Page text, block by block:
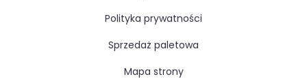
polityka prywatności
sprzedaż paletowa
mapa strony